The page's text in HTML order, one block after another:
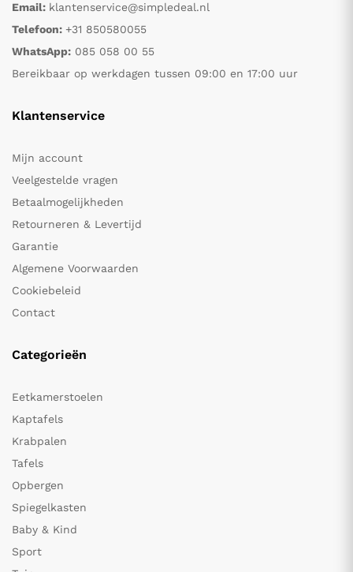
Email: klantenservice@simpledeal.nl
Telefoon: +31 850580055
WhatsApp: 085 058 00 55
Bereikbaar op werkdagen tussen 09:00 en 17:00 uur
Klantenservice
Mijn account
Veelgestelde vragen
Betaalmogelijkheden
Retourneren & Levertijd
Garantie
Algemene Voorwaarden
Cookiebeleid
Contact
Categorieën
Eetkamerstoelen
Kaptafels
Krabpalen
Tafels
Opbergen
Spiegelkasten
Baby & Kind
Sport